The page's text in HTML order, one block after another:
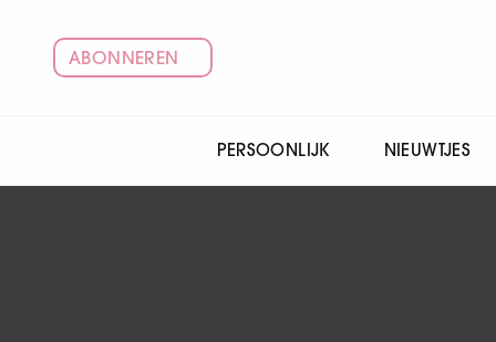
ABONNEREN
PERSOONLIJK NIEUWTJES